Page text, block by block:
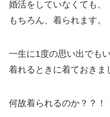
婚活をしていなくても、
もちろん、着られます。
一生に1度の思い出でも
着れるときに着ておきま
何故着られるのか？？！